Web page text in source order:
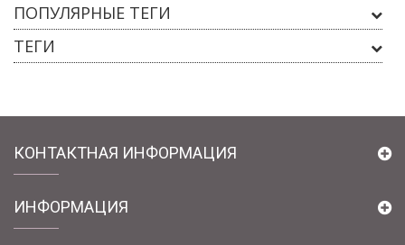
ПОПУЛЯРНЫЕ ТЕГИ
ТЕГИ
КОНТАКТНАЯ ИНФОРМАЦИЯ
ИНФОРМАЦИЯ